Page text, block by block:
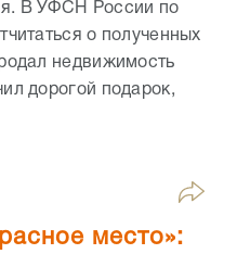
В УФСН России по
о полученных
недвижимость
дорогой подарок,
место»: